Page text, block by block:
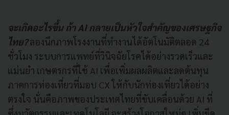
จะเกิดอะไรขึ้น ถ้า AI กลายเป็นหัวใจสำคัญของเศรษฐกิจ
ไทย?ลองนึกภาพโรงงานที่ทำงานได้อัตโนมัติตลอด 24
ชั่วโมง ระบบการแพทย์ที่วินิจฉัยโรคได้อย่างรวดเร็วและ
แม่นยำ เกษตรกรที่ใช้ AI เพื่อเพิ่มผลผลิตและลดต้นทุน
ภาคการท่องเที่ยวที่มอบ CX ให้กับนักท่องเที่ยวได้อย่าง
ตรงใจ นั่นคือภาพของประเทศไทยที่ขับเคลื่อนด้วย AI ที่